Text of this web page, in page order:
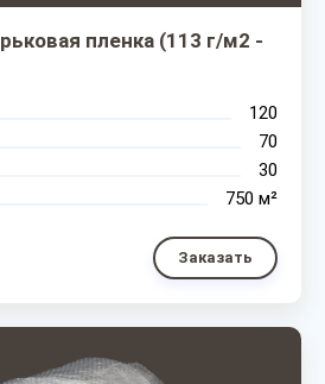
пленка (113 г/м2 -
120
70
30
750 м²
Заказать